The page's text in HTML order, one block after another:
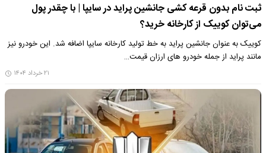
ثبت نام بدون قرعه کشی جانشین پراید در سایپا | با چقدر پول
می‌توان کوییک از کارخانه خرید؟
کوییک به عنوان جانشین پراید به خط تولید کارخانه سایپا اضافه شد. این خودرو نیز
مانند پراید از جمله خودرو های ارزان قیمت…
۲۱ خرداد ۱۴۰۴